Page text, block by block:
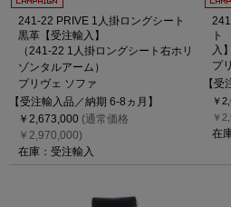
241-22 PRIVE 1人掛ロングシート
黒革【受注輸入】
（241-22 1人掛ロングシート右ホリ
ゾンタルアーム）
プリヴェ ソファ
【受注輸入品／納期 6-8ヵ月】
￥2,673,000 (通常価格
￥2,970,000)
在庫：受注輸入
ト
入】
プ
【
￥
￥
在